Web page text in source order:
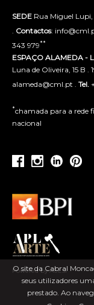
O site da Cabral
seus utilizadores
prestado. Ao
SEDE Rua Miguel
Contactos:
343 979**
ESPAÇO ALAMEDA -
Luna de Oliveira, 15 B .
alameda@cml.pt . Tel.
*chamada para a rede
nacional
Powered by ACLSI